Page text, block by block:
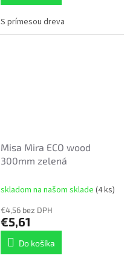
S prímesou dreva
Misa Mira ECO wood
300mm zelená
skladom na našom sklade (4 ks)
€4,56 bez DPH
€5,61
Do košíka